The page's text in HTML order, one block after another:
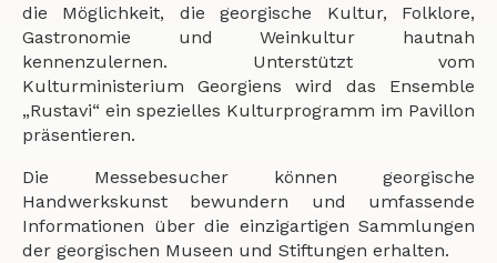
die Möglichkeit, die georgische Kultur, Folklore,
Gastronomie und Weinkultur hautnah
kennenzulernen. Unterstützt vom
Kulturministerium Georgiens wird das Ensemble
„Rustavi“ ein spezielles Kulturprogramm im Pavillon
präsentieren.
Die Messebesucher können georgische
Handwerkskunst bewundern und umfassende
Informationen über die einzigartigen Sammlungen
der georgischen Museen und Stiftungen erhalten.